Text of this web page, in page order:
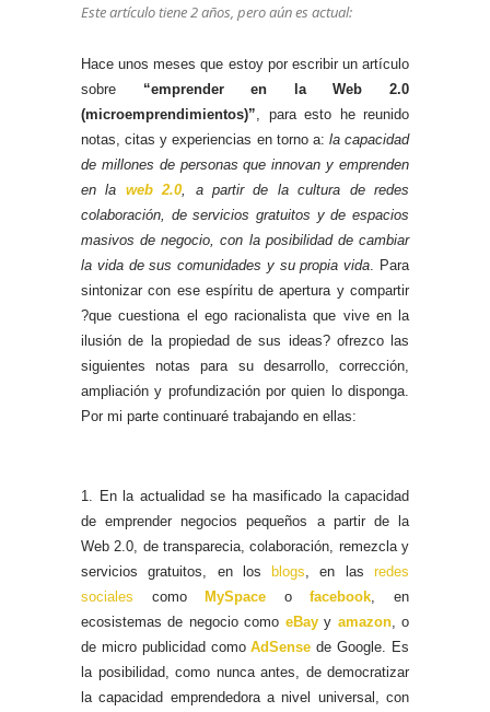
Este artículo tiene 2 años, pero aún es actual:
Hace unos meses que estoy por escribir un artículo
sobre “emprender en la Web 2.0
(microemprendimientos)” , para esto he reunido
notas, citas y experiencias en torno a: la capacidad
de millones de personas que innovan y emprenden
en la web 2.0 , a partir de la cultura de redes
colaboración, de servicios gratuitos y de espacios
masivos de negocio, con la posibilidad de cambiar
la vida de sus comunidades y su propia vida . Para
sintonizar con ese espíritu de apertura y compartir
?que cuestiona el ego racionalista que vive en la
ilusión de la propiedad de sus ideas? ofrezco las
siguientes notas para su desarrollo, corrección,
ampliación y profundización por quien lo disponga.
Por mi parte continuaré trabajando en ellas:
1. En la actualidad se ha masificado la capacidad
de emprender negocios pequeños a partir de la
Web 2.0, de transparecia, colaboración, remezcla y
servicios gratuitos, en los
blogs , en lasredes
sociales como MySpace ofacebook , en
ecosistemas de negocio como eBayy amazon, o
de micro publicidad comoAdSense de Google. Es
la posibilidad, como nunca antes, de democratizar
la capacidad emprendedora a nivel universal, con